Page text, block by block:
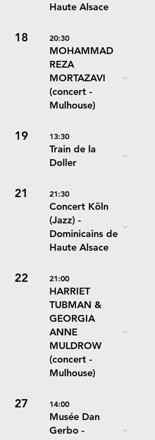
Haute Alsace
18 20:30
MOHAMMAD
REZA
MORTAZAVI
(concert -
Mulhouse)
19 13:30
Train de la
Doller
21 21:30
Concert Köln
(Jazz) -
Dominicains de
Haute Alsace
22 21:00
HARRIET
TUBMAN &
GEORGIA
ANNE
MULDROW
(concert -
Mulhouse)
27 14:00
Musée Dan
Gerbo -